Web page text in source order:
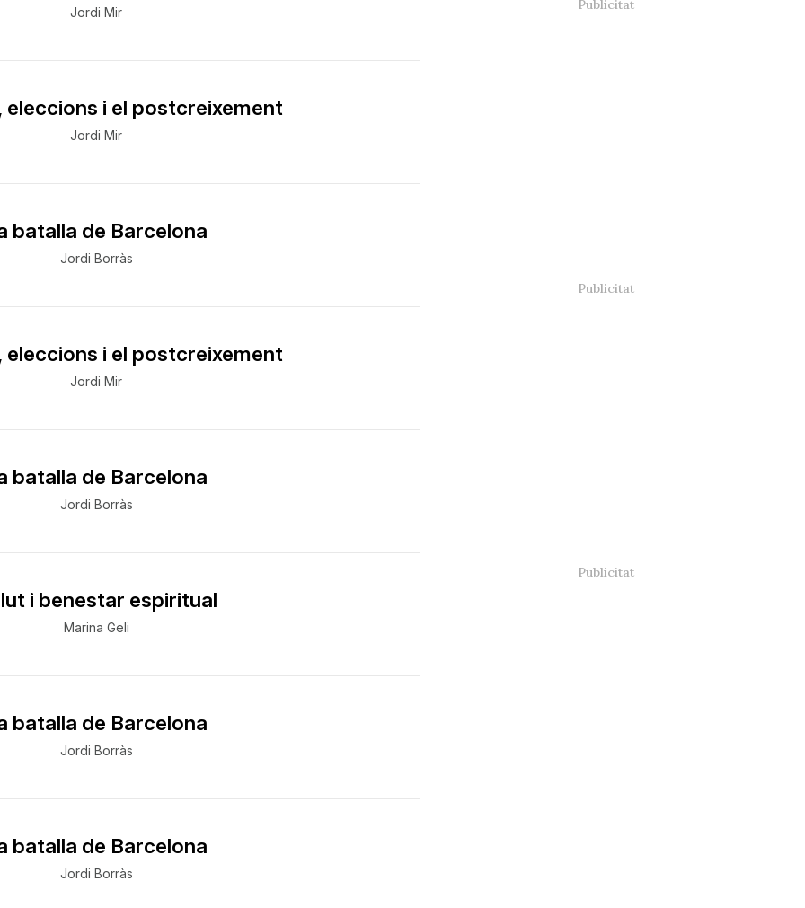
Jordi Mir
eleccions i el postcreixement
Jordi Mir
batalla de Barcelona
Jordi Borràs
eleccions i el postcreixement
Jordi Mir
batalla de Barcelona
Jordi Borràs
i benestar espiritual
Marina Geli
batalla de Barcelona
Jordi Borràs
batalla de Barcelona
Jordi Borràs